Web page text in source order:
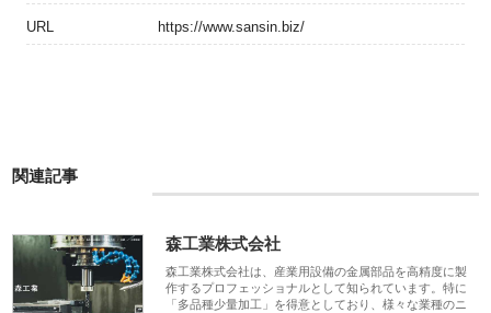
URL https://www.sansin.biz/
関連記事
森工業株式会社
森工業株式会社は、産業用設備の金属部品を高精度に製
作するプロフェッショナルとして知られています。特に
「多品種少量加工」を得意としており、様々な業種のニ